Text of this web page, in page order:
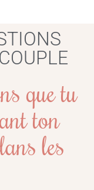
que tu
ton
les